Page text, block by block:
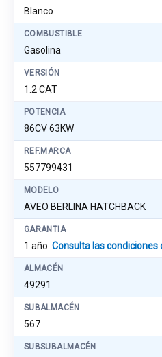
Blanco
COMBUSTIBLE
Gasolina
VERSIÓN
1.2 CAT
POTENCIA
86CV 63KW
REF.MARCA
557799431
MODELO
AVEO BERLINA HATCHBACK
GARANTIA
1 año Consulta las condiciones
ALMACÉN
49291
SUBALMACÉN
567
SUBSUBALMACÉN